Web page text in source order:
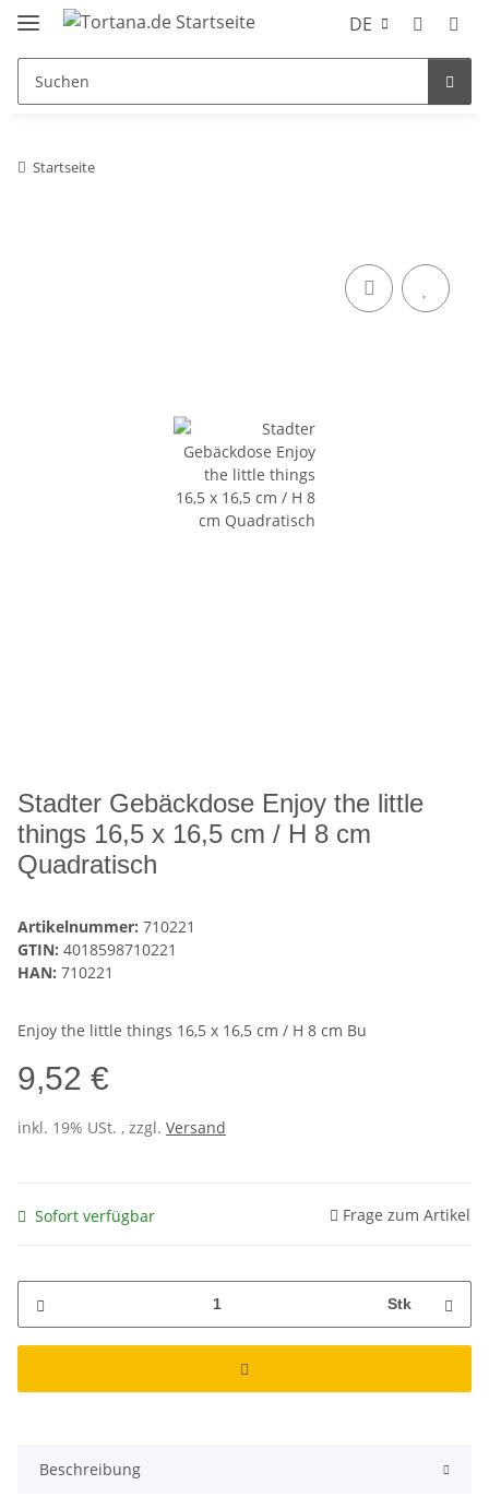
DE
Startseite
Stadter Gebäckdose Enjoy the little
things 16,5 x 16,5 cm / H 8 cm
Quadratisch
Artikelnummer: 710221
GTIN: 4018598710221
HAN: 710221
Enjoy the little things 16,5 x 16,5 cm / H 8 cm Bu
9,52 €
inkl. 19% USt. , zzgl. Versand
Sofort verfügbar Frage zum Artikel
Stk
Beschreibung